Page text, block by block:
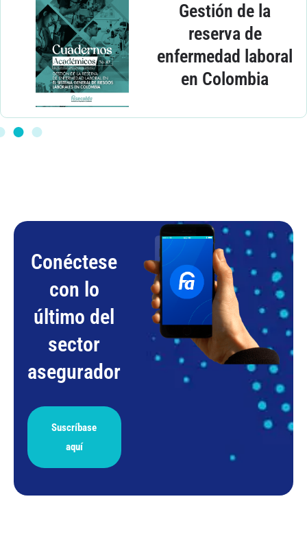
Gestión de la
reserva de
enfermedad laboral
en Colombia
Conéctese
con lo
último del
sector
asegurador
Suscríbase
aquí